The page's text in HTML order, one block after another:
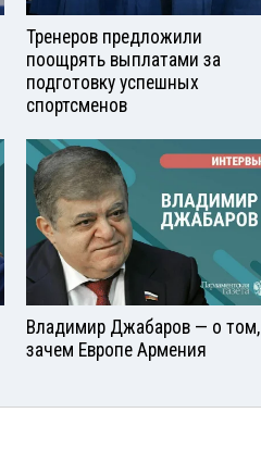
Тренеров предложили
поощрять выплатами за
подготовку успешных
спортсменов
Владимир Джабаров — о том,
зачем Европе Армения